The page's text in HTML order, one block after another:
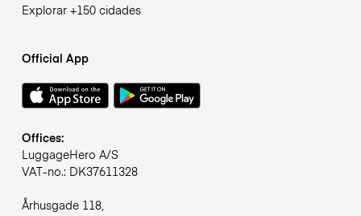
Explorar +150 cidades
Official App
Offices:
LuggageHero A/S
VAT-no.: DK37611328
Århusgade 118,